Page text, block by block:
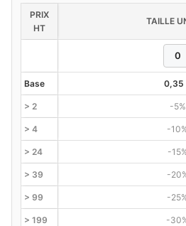
PRIX
HT
TAILLE
Base 0,35
> 2 -5%
> 4 -
> 24 -
> 39 -
> 99 -
> 199 -